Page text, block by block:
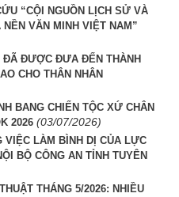
“CỘI NGUỒN LỊCH SỬ VÀ
VĂN MINH VIỆT NAM”
ĐÃ ĐƯỢC ĐƯA ĐẾN THÀNH
CHO THÂN NHÂN
BANG CHIẾN TỘC XỨ CHÂN
2026 (03/07/2026)
VIỆC LÀM BÌNH DỊ CỦA LỰC
BỘ CÔNG AN TỈNH TUYÊN
THÁNG 5/2026: NHIỀU